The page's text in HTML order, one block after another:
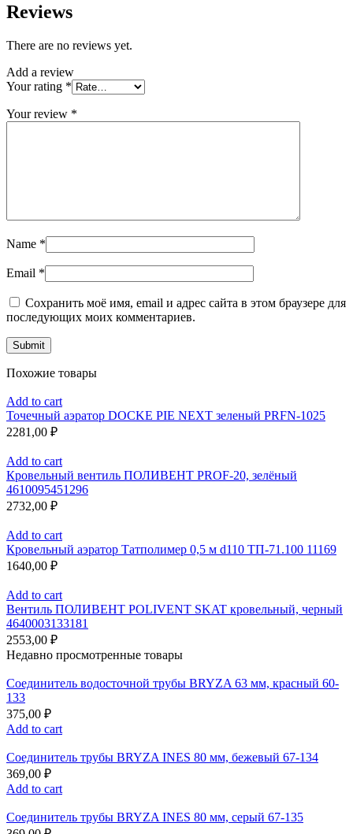
Reviews
There are no reviews yet.
Add a review
Your rating *
Your review *
Name *
Email *
Сохранить моё имя, email и адрес сайта в этом браузере для
последующих моих комментариев.
Похожие товары
Add to cart
Точечный аэратор DOCKE PIE NEXT зеленый PRFN-1025
2281,00 ₽
Add to cart
Кровельный вентиль ПОЛИВЕНТ PROF-20, зелёный
4610095451296
2732,00 ₽
Add to cart
Кровельный аэратор Татполимер 0,5 м d110 ТП-71.100 11169
1640,00 ₽
Add to cart
Вентиль ПОЛИВЕНТ POLIVENT SKAT кровельный, черный
4640003133181
2553,00 ₽
Недавно просмотренные товары
Соединитель водосточной трубы BRYZA 63 мм, краcный 60-
133
375,00 ₽
Add to cart
Соединитель трубы BRYZA INES 80 мм, бежевый 67-134
369,00 ₽
Add to cart
Соединитель трубы BRYZA INES 80 мм, серый 67-135